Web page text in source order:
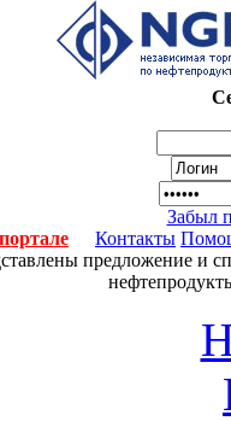
Забыл
Контакты
предложение и